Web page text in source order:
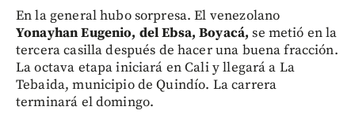
En la general hubo sorpresa. El venezolano
Yonayhan Eugenio, del Ebsa, Boyacá,se metió en la
tercera casilla después de hacer una buena fracción.
La octava etapa iniciará en Cali y llegará a La
Tebaida, municipio de Quindío. La carrera
terminará el domingo.